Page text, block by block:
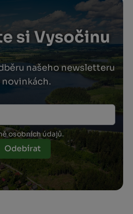
si Vysočinu
našeho newsletteru
novinkách.
osobních údajů.
Odebírat